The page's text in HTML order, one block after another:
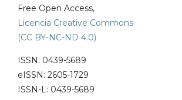
Free Open Access,
Licencia Creative Commons
(CC BY-NC-ND 4.0)
ISSN: 0439-5689
eISSN: 2605-1729
ISSN-L: 0439-5689